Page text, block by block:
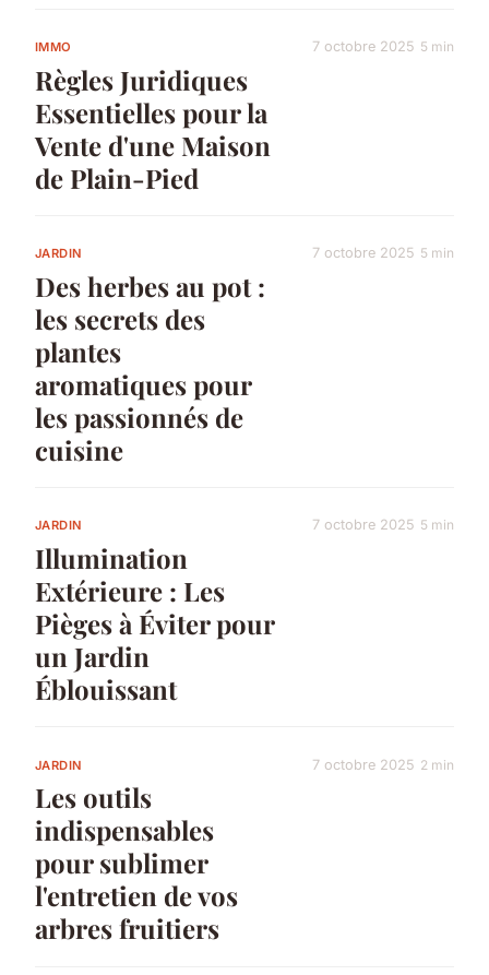
IMMO
Règles Juridiques
Essentielles pour la
Vente d'une Maison
de Plain-Pied
7 octobre 2025 5 min
JARDIN
Des herbes au pot :
les secrets des
plantes
aromatiques pour
les passionnés de
cuisine
7 octobre 2025 5 min
JARDIN
Illumination
Extérieure : Les
Pièges à Éviter pour
un Jardin
Éblouissant
7 octobre 2025 5 min
JARDIN
Les outils
indispensables
pour sublimer
l'entretien de vos
arbres fruitiers
7 octobre 2025 2 min